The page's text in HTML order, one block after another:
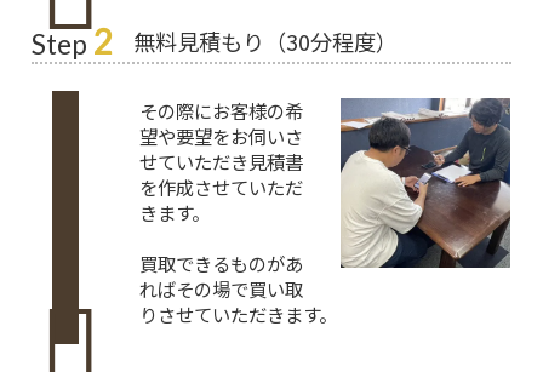
Step 2 無料見積もり（30分程度）
その際にお客様の希
望や要望をお伺いさ
せていただき見積書
を作成させていただ
きます。
買取できるものがあ
ればその場で買い取
りさせていただきます。